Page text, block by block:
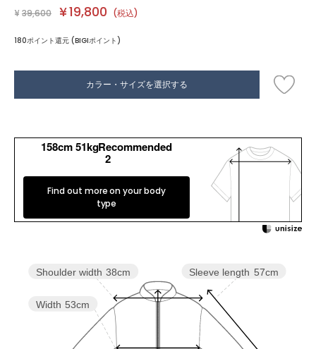
¥ 39,600 ¥19,800 (税込)
180ポイント還元 (BIGIポイント)
カラー・サイズを選択する
158cm 51kgRecommended
2
Find out more on your body
type
Sleeve length 57cm
Width 53cm
Shoulder width 38cm